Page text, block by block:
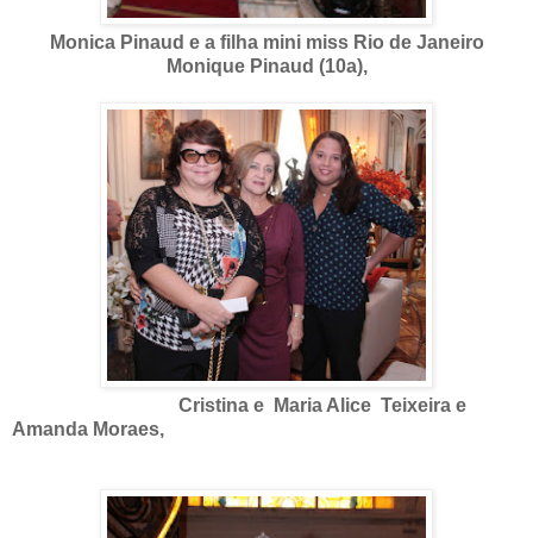
Monica Pinaud e a filha mini miss Rio de Janeiro
Monique Pinaud (10a),
Cristina e Maria Alice Teixeira e
Amanda Moraes,